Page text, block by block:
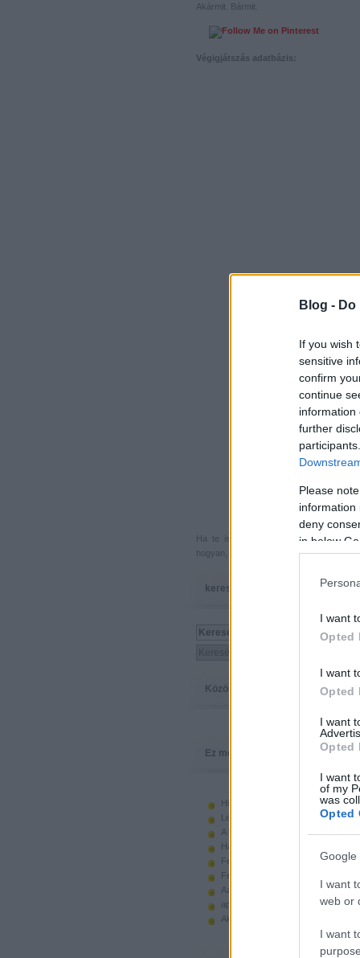
Blog -
If you wish
sensitive
confirm
continue
information
further
Please
information
deny
in below
I want
Opted
I want
Opted
I want
Opted
I want
of my
was
Opted
Google
I want
web or
I want
Akármit. Bármit.
Végigjátszás adatbázis:
Ha te is küldenél egy végigjátszást,
hogyan, hova, mikor, kivel és miért,
keresés
Közösség
Ez megy
Hiányzó elemek beszerzése
Legoland Németország 2010
A kastélyok képes története
Használt legót piacról
Feltörjük a legó ugart
Fehérítsd ki!
Az Indiana Jones készletek
apró. hirdetés.
Akciók, újdonságok a polcon,